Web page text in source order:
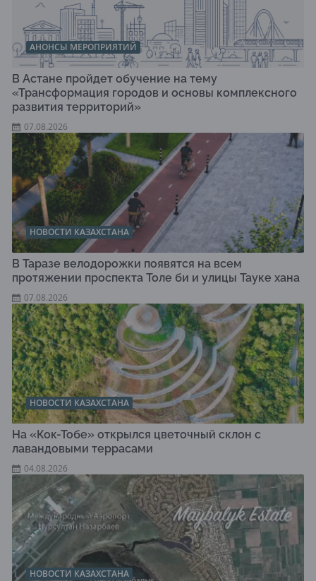
АНОНСЫ МЕРОПРИЯТИЙ
В Астане пройдет обучение на тему
«Трансформация городов и основы комплексного
развития территорий»
07.08.2026
НОВОСТИ КАЗАХСТАНА
В Таразе велодорожки появятся на всем
протяжении проспекта Толе би и улицы Тауке хана
07.08.2026
НОВОСТИ КАЗАХСТАНА
На «Кок-Тобе» открылся цветочный склон с
лавандовыми террасами
04.08.2026
НОВОСТИ КАЗАХСТАНА